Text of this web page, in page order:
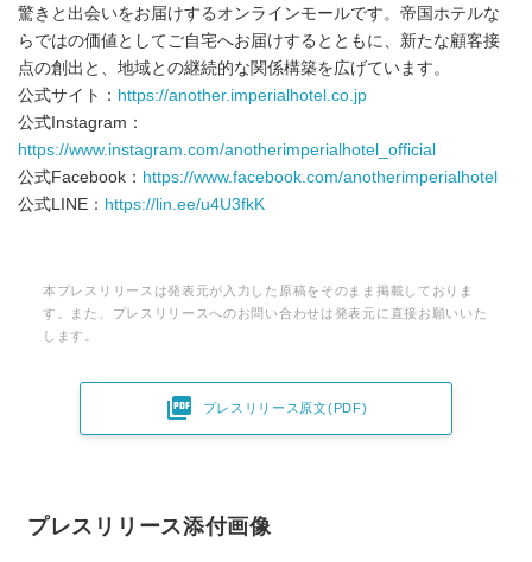
驚きと出会いをお届けするオンラインモールです。帝国ホテルな
らではの価値としてご自宅へお届けするとともに、新たな顧客接
点の創出と、地域との継続的な関係構築を広げています。
公式サイト： https://another.imperialhotel.co.jp
公式Instagram：
https://www.instagram.com/anotherimperialhotel_official
公式Facebook： https://www.facebook.com/anotherimperialhotel
公式LINE： https://lin.ee/u4U3fkK
本プレスリリースは発表元が入力した原稿をそのまま掲載しておりま
す。また、プレスリリースへのお問い合わせは発表元に直接お願いいた
します。
 プレスリリース原文(PDF)
プレスリリース添付画像